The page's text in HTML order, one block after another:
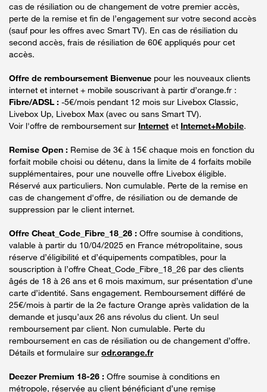
cas de résiliation ou de changement de votre premier accès,
perte de la remise et fin de l’engagement sur votre second accès
(sauf pour les offres avec Smart TV). En cas de résiliation du
second accès, frais de résiliation de 60€ appliqués pour cet
accès.
Offre de remboursement Bienvenue pour les nouveaux clients
internet et internet + mobile souscrivant à partir d’orange.fr :
Fibre/ADSL : -5€/mois pendant 12 mois sur Livebox Classic,
Livebox Up, Livebox Max (avec ou sans Smart TV).
Voir l'offre de remboursement sur Internet et Internet+Mobile.
Remise Open : Remise de 3€ à 15€ chaque mois en fonction du
forfait mobile choisi ou détenu, dans la limite de 4 forfaits mobile
supplémentaires, pour une nouvelle offre Livebox éligible.
Réservé aux particuliers. Non cumulable. Perte de la remise en
cas de changement d'offre, de résiliation ou de demande de
suppression par le client internet.
Offre Cheat_Code_Fibre_18_26 : Offre soumise à conditions,
valable à partir du 10/04/2025 en France métropolitaine, sous
réserve d’éligibilité et d’équipements compatibles, pour la
souscription à l’offre Cheat_Code_Fibre_18_26 par des clients
âgés de 18 à 26 ans et 6 mois maximum, sur présentation d’une
carte d’identité. Sans engagement. Remboursement différé de
25€/mois à partir de la 2e facture Orange après validation de la
demande et jusqu’aux 26 ans révolus du client. Un seul
remboursement par client. Non cumulable. Perte du
remboursement en cas de résiliation ou de changement d’offre.
Détails et formulaire sur odr.orange.fr
Deezer Premium 18-26 : Offre soumise à conditions en
métropole, réservée au client bénéficiant d’une remise